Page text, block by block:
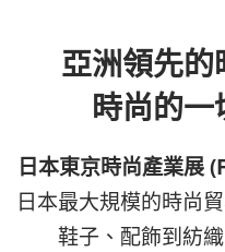
亞洲領先的
時尚的一
日本東京時尚產業展
日本最大規模的時尚
鞋子、配飾到紡